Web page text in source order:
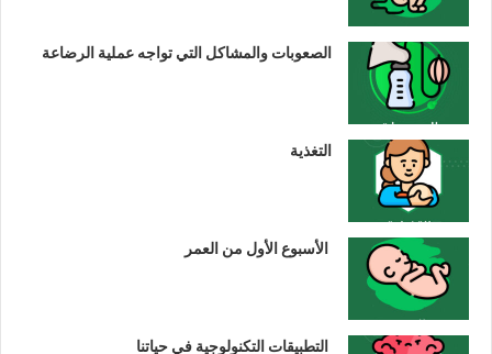
الصعوبات والمشاكل التي تواجه عملية الرضاعة
التغذية
الأسبوع الأول من العمر
التطبيقات التكنولوجية في حياتنا